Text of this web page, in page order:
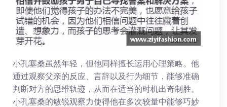
小孔塞桑虽然年轻，但他同样擅长运用心理策略。他
通过观察父亲的反应、言辞以及行为细节，能够准确
判断对方的思维轨迹，从而在适当的时机出奇制胜。
小孔塞桑的敏锐观察力使得他在多次较量中能够巧妙